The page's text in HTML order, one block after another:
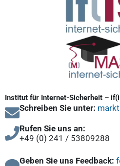
Institut für Internet-Sicherheit –
Schreiben Sie unter:
Rufen Sie uns an:
+49 (0) 241 / 53809288
Geben Sie uns Feedback: